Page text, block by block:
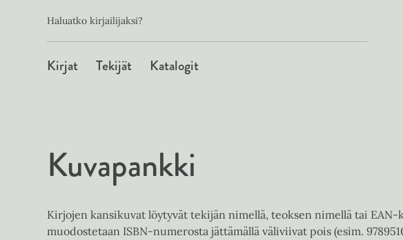
Toissijainen
Haluatko kirjailijaksi?
Päävalikko
Kirjat Tekijät Katalogit
Kuvapankki
Kirjojen kansikuvat löytyvät tekijän nimellä, teoksen nimellä tai EAN-
muodostetaan ISBN-numerosta jättämällä väliviivat pois (esim.